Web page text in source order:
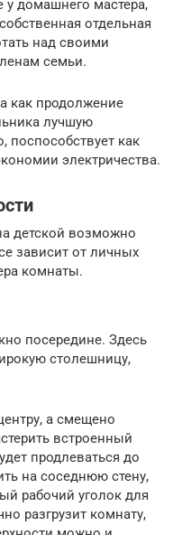
домашнего мастера,
отдельная
над своими
семьи.
как продолжение
лучшую
поспособствует как
электричества.
детской возможно
зависит от личных
комнаты.
посередине. Здесь
столешницу,
а смещено
встроенный
продлеваться до
на соседнюю стену,
рабочий уголок для
разгрузит комнату,